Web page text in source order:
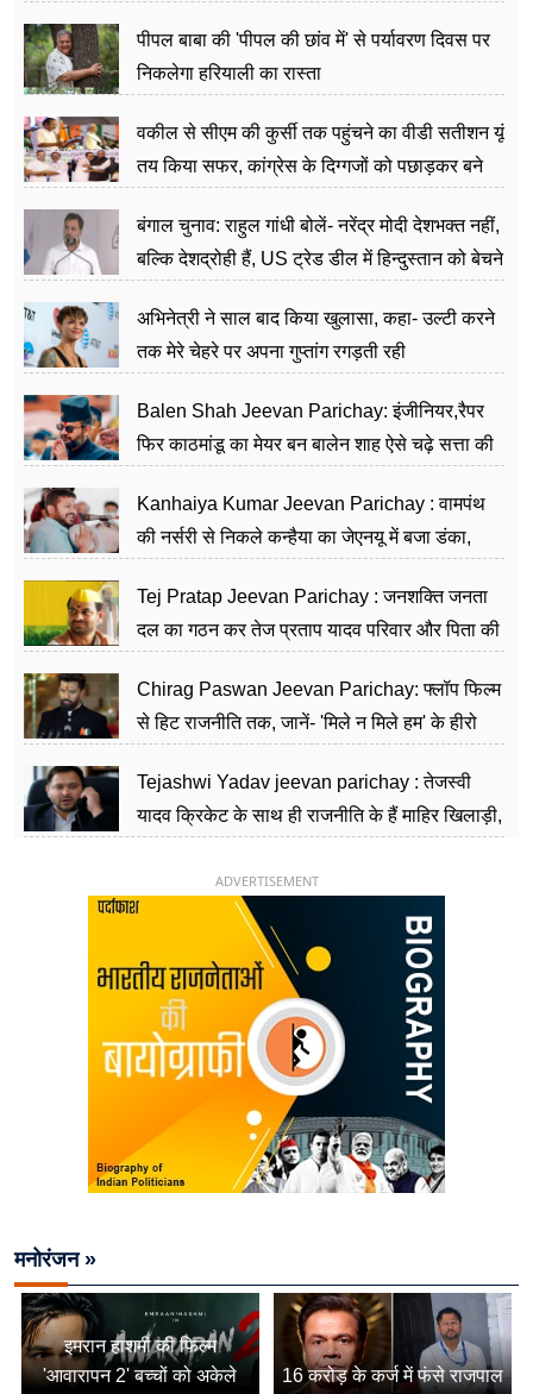
पीपल बाबा की 'पीपल की छांव में' से पर्यावरण दिवस पर
निकलेगा हरियाली का रास्ता
वकील से सीएम की कुर्सी तक पहुंचने का वीडी सतीशन यूं
तय किया सफर, कांग्रेस के दिग्गजों को पछाड़कर बने
बंगाल चुनाव: राहुल गांधी बोलें- नरेंद्र मोदी देशभक्त नहीं,
बल्कि देशद्रोही हैं, US ट्रेड डील में हिन्दुस्तान को बेचने
अभिनेत्री ने साल बाद किया खुलासा, कहा- उल्टी करने
तक मेरे चेहरे पर अपना गुप्तांग रगड़ती रही
Balen Shah Jeevan Parichay: इंजीनियर,रैपर
फिर काठमांडू का मेयर बन बालेन शाह ऐसे चढ़े सत्ता की
Kanhaiya Kumar Jeevan Parichay : वामपंथ
की नर्सरी से निकले कन्हैया का जेएनयू में बजा डंका,
Tej Pratap Jeevan Parichay : जनशक्ति जनता
दल का गठन कर तेज प्रताप यादव परिवार और पिता की
Chirag Paswan Jeevan Parichay: फ्लॉप फिल्म
से हिट राजनीति तक, जानें- 'मिले न मिले हम' के हीरो
Tejashwi Yadav jeevan parichay : तेजस्वी
यादव क्रिकेट के साथ ही राजनीति के हैं माहिर खिलाड़ी,
ADVERTISEMENT
मनोरंजन »
इमरान हाशमी की फिल्म
'आवारापन 2' बच्चों को अकेले
16 करोड़ के कर्ज में फंसे राजपाल